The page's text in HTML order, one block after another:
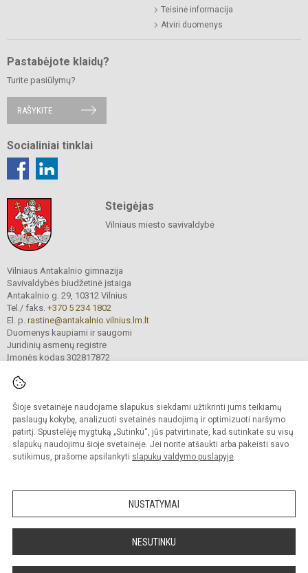
Šioje svetainėje naudojame slapukus siekdami užtikrinti jums teikiamų
paslaugų kokybę, analizuoti svetainės naudojimą ir optimizuoti naršymo
patirtį. Spustelėję mygtuką „Sutinku“, jūs patvirtinate, kad sutinkate su visų
slapukų naudojimu šioje svetainėje. Jei norite atšaukti arba pakeisti savo
sutikimus, prašome apsilankyti slapukų valdymo puslapyje.
NUSTATYMAI
NESUTINKU
Teisinė informacija
Atviri duomenys
Pastabėjote klaidų?
Turite pasiūlymų?
RAŠYKITE
Socialiniai tinklai
Steigėjas
Vilniaus miesto savivaldybė
Vilniaus Antakalnio gimnazija
Savivaldybės biudžetinė įstaiga
Antakalnio g. 29, 10312 Vilnius
Tel./ faks. +370 5 234 1802
El. p. rastine@antakalnio.vilnius.lm.lt
Duomenys kaupiami ir saugomi
Juridinių asmenų registre
Įmonės kodas 302817872
© 2026. Vilniaus Antakalnio gimnazija. Visos teisės saugomos.
Kopijuoti turinį be raštiško gimnazijos sutikimo griežtai draudžiama.
Versija neįgaliesiems Slapukų valdymas